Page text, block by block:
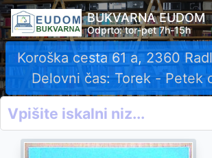
BUKVARNA EUDOM
Odprto: tor-pet 7h-15h
Koroška cesta 61 a, 2360
Delovni čas: Torek - Petek